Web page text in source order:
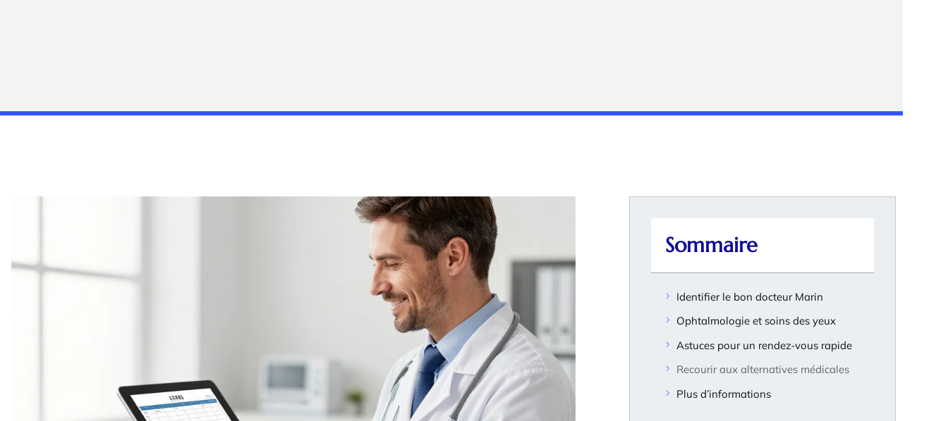
Sommaire
Identifier le bon docteur Marin
Ophtalmologie et soins des yeux
Astuces pour un rendez-vous rapide
Recourir aux alternatives médicales
Plus d’informations